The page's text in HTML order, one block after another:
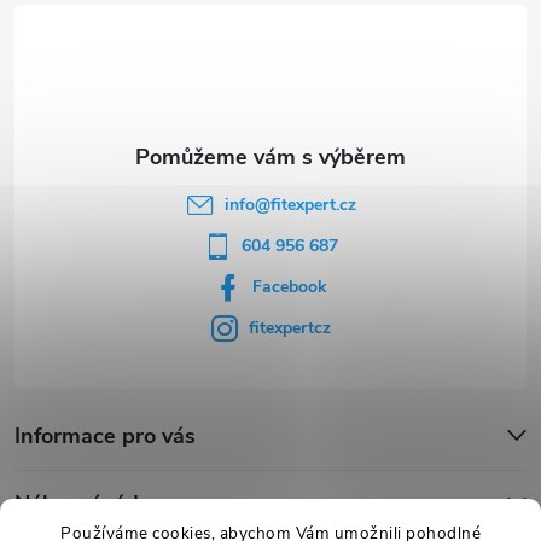
Používáme cookies, abychom Vám umožnili pohodlné
info@fitexpert.cz
604 956 687
Facebook
fitexpertcz
Informace pro vás
Nákupní rádce